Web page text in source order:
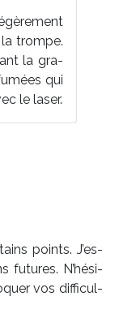
trompe.
la gra­
qui
le la­ser.
points. J’es­
fu­tures. N’hé­si­
vos dif­fi­cul­